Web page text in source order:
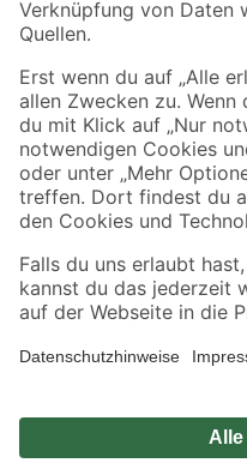
Sicher einkaufen
Jetzt die toom-App
Alle Preisangaben in EUR inkl. gesetzl.
Umständen nicht in allen Märkten
sich auf den unter "Mein Markt"
*Paketversand ab 59 €
fallen zusätzliche Versandkosten an.
Privatsphäre